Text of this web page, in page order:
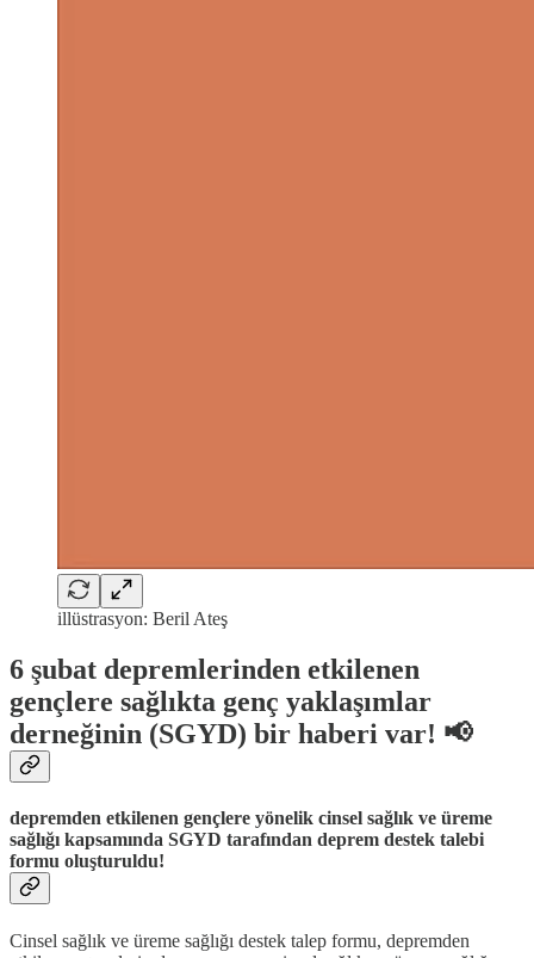
illüstrasyon: Beril Ateş
6 şubat depremlerinden etkilenen
gençlere sağlıkta genç yaklaşımlar
derneğinin (SGYD) bir haberi var! 📢
depremden etkilenen gençlere yönelik cinsel sağlık ve üreme
sağlığı kapsamında SGYD tarafından deprem destek talebi
formu oluşturuldu!
Cinsel sağlık ve üreme sağlığı destek talep formu, depremden